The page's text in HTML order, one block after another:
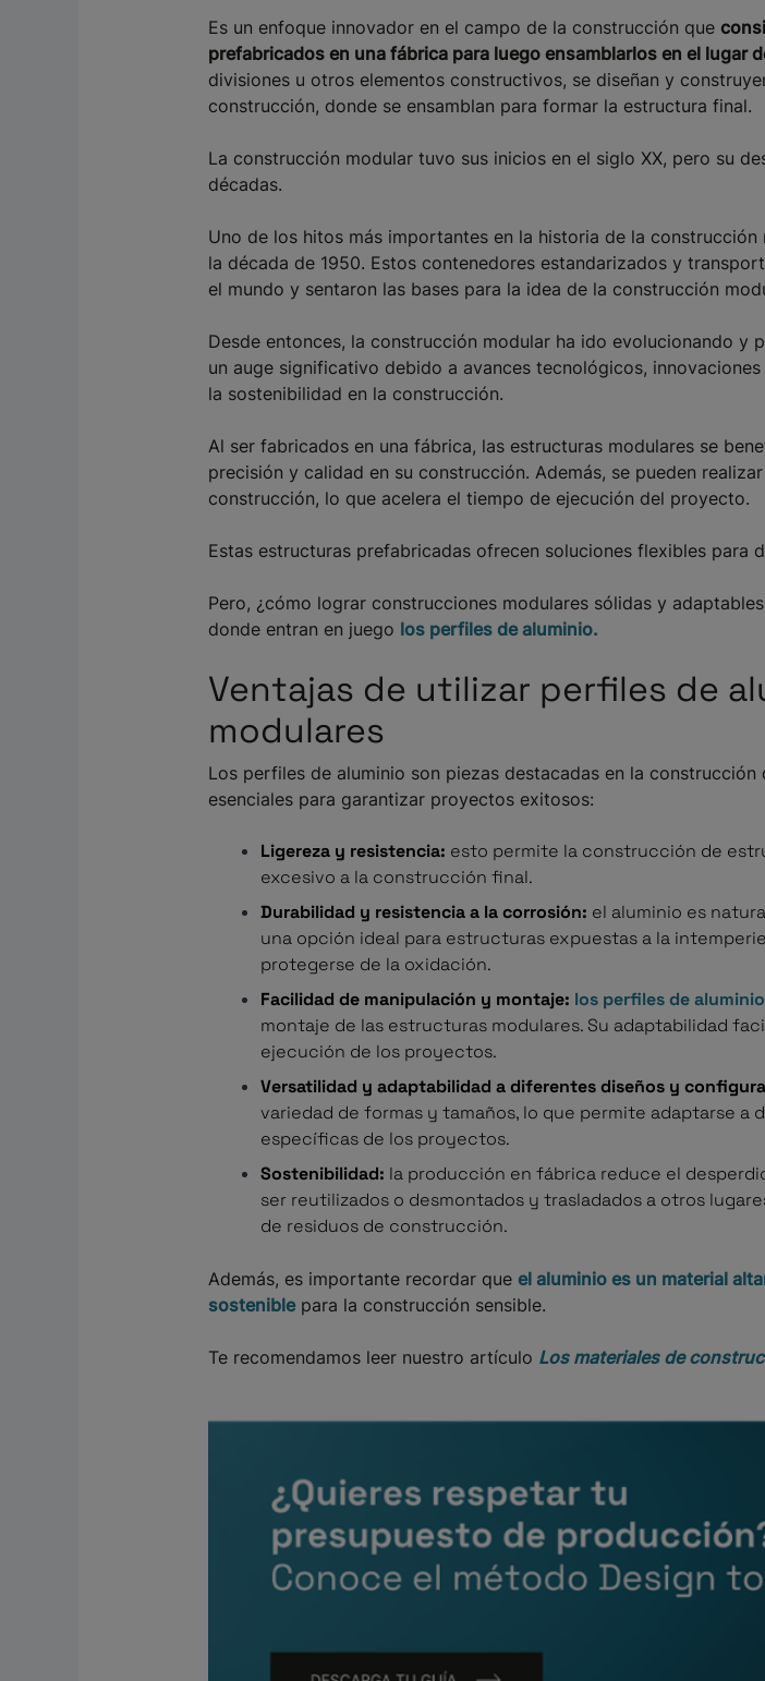
Es un enfoque innovador en el campo de la construcción que
prefabricados en una fábrica para luego ensamblarlos en el lugar
divisiones u otros elementos constructivos, se diseñan y
construcción, donde se ensamblan para formar la estructura final.
La construcción modular tuvo sus inicios en el siglo XX, pero su
décadas.
Uno de los hitos más importantes en la historia de la
la década de 1950. Estos contenedores estandarizados y
el mundo y sentaron las bases para la idea de la construcción
Desde entonces, la construcción modular ha ido evolucionando
un auge significativo debido a avances tecnológicos,
la sostenibilidad en la construcción.
Al ser fabricados en una fábrica, las estructuras modulares se
precisión y calidad en su construcción. Además, se pueden
construcción, lo que acelera el tiempo de ejecución del proyecto.
Estas estructuras prefabricadas ofrecen soluciones flexibles para
Pero, ¿cómo lograr construcciones modulares sólidas y
donde entran en juego los perfiles de aluminio.
Ventajas de utilizar perfiles de
modulares
Los perfiles de aluminio son piezas destacadas en la
esenciales para garantizar proyectos exitosos:
Ligereza y resistencia: esto permite la construcción de
excesivo a la construcción final.
Durabilidad y resistencia a la corrosión: el aluminio es
una opción ideal para estructuras expuestas a la
protegerse de la oxidación.
Facilidad de manipulación y montaje: los perfiles de aluminio
montaje de las estructuras modulares. Su adaptabilidad
ejecución de los proyectos.
Versatilidad y adaptabilidad a diferentes diseños y
variedad de formas y tamaños, lo que permite adaptarse
específicas de los proyectos.
Sostenibilidad: la producción en fábrica reduce el
ser reutilizados o desmontados y trasladados a otros
de residuos de construcción.
Además, es importante recordar queel aluminio es un material
sosteniblepara la construcción sensible.
Te recomendamos leer nuestro artículo Los materiales de